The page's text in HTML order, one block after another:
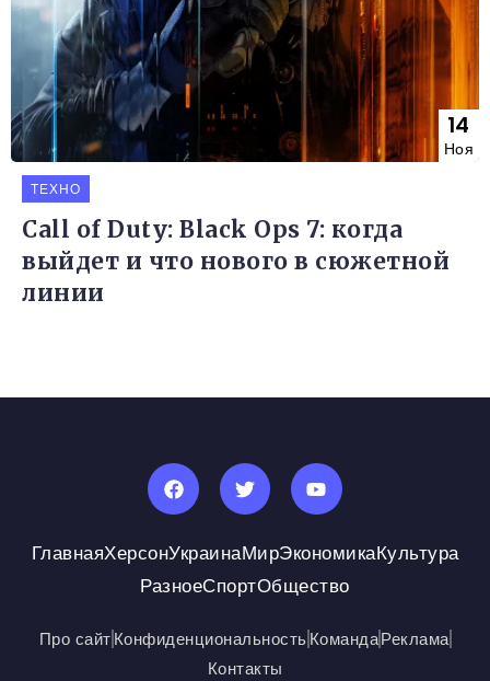
14
Ноя
ТЕХНО
Call of Duty: Black Ops 7: когда
выйдет и что нового в сюжетной
линии
ГлавнаяХерсонУкраинаМирЭкономикаКультура
РазноеСпортОбщество
Про сайтКонфиденциональностьКомандаРеклама
Контакты